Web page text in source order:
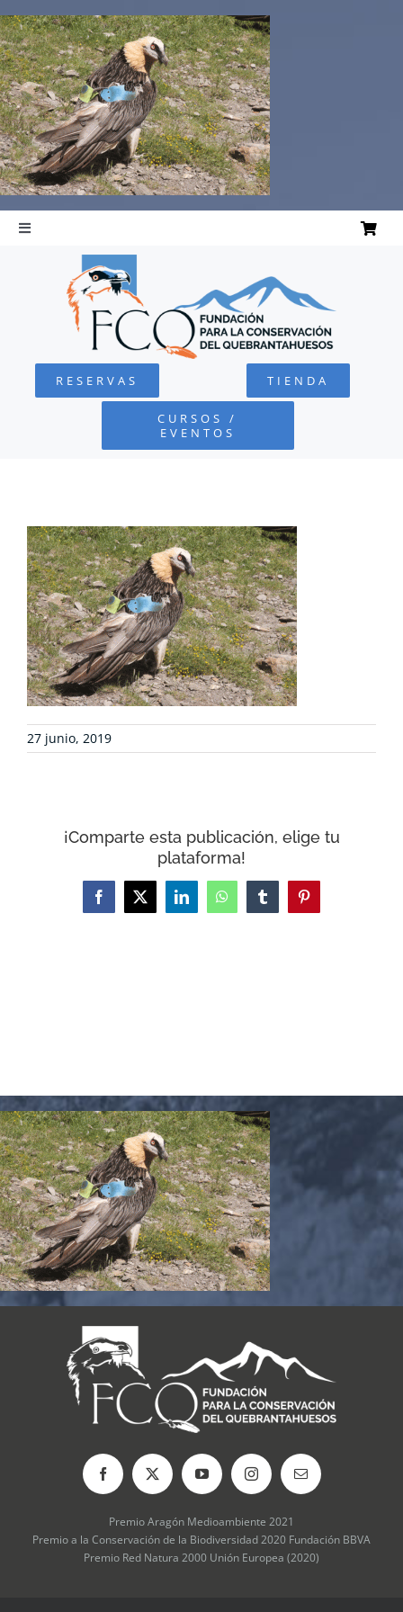
al
contenido
Toggle
Navigation
QUEBRANTAHUESOS
FUNDACIÓN
COLABORA
RECURSOS
NOTICIAS
CONTACTO
RESERVAS TIENDA
CURSOS /
EVENTOS
27 junio, 2019
¡Comparte esta publicación, elige tu
plataforma!
Facebook
X LinkedInWhatsAppTumblrPinterest
Premio Aragón Medioambiente 2021
Premio a la Conservación de la Biodiversidad 2020 Fundación BBVA
Premio Red Natura 2000 Unión Europea (2020)